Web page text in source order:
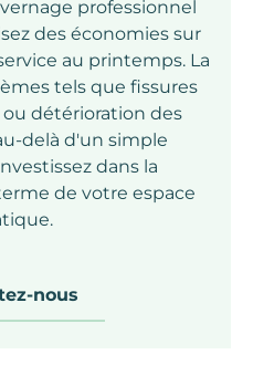
professionnel
des économies sur
au printemps. La
tels que fissures
détérioration des
delà d'un simple
dans la
de votre espace
.
nous